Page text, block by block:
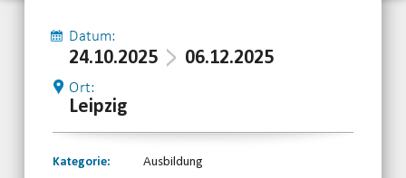
Datum:
24.10.2025 06.12.2025
Ort:
Leipzig
Kategorie:
Ausbildung